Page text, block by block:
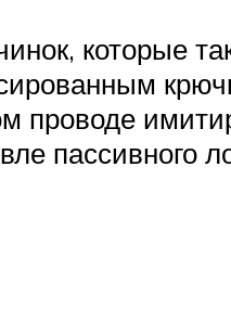
которые
проводе
пассивного